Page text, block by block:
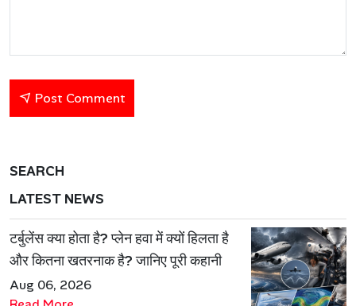
Post Comment
SEARCH
LATEST NEWS
टर्बुलेंस क्या होता है? प्लेन हवा में क्यों हिलता है
और कितना खतरनाक है? जानिए पूरी कहानी
Aug 06, 2026